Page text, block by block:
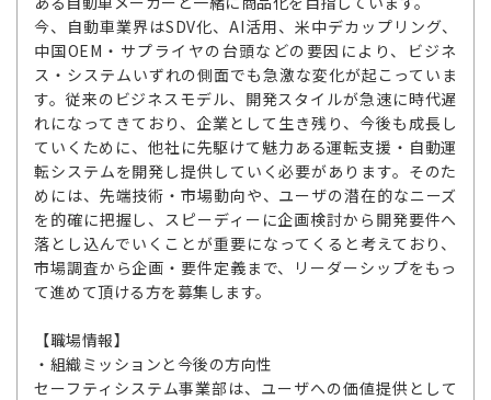
今、自動車業界はSDV化、AI活用、米中デカップリング、
中国OEM・サプライヤの台頭などの要因により、ビジネ
ス・システムいずれの側面でも急激な変化が起こっていま
す。従来のビジネスモデル、開発スタイルが急速に時代遅
れになってきており、企業として生き残り、今後も成長し
ていくために、他社に先駆けて魅力ある運転支援・自動運
転システムを開発し提供していく必要があります。そのた
めには、先端技術・市場動向や、ユーザの潜在的なニーズ
を的確に把握し、スピーディーに企画検討から開発要件へ
落とし込んでいくことが重要になってくると考えており、
市場調査から企画・要件定義まで、リーダーシップをもっ
て進めて頂ける方を募集します。
【職場情報】
・組織ミッションと今後の方向性
セーフティシステム事業部は、ユーザへの価値提供として